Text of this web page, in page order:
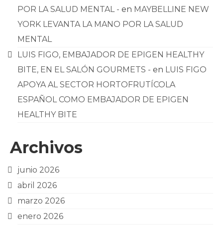
POR LA SALUD MENTAL - en MAYBELLINE NEW
YORK LEVANTA LA MANO POR LA SALUD
MENTAL
LUIS FIGO, EMBAJADOR DE EPIGEN HEALTHY
BITE, EN EL SALÓN GOURMETS - en LUIS FIGO
APOYA AL SECTOR HORTOFRUTÍCOLA
ESPAÑOL COMO EMBAJADOR DE EPIGEN
HEALTHY BITE
Archivos
junio 2026
abril 2026
marzo 2026
enero 2026